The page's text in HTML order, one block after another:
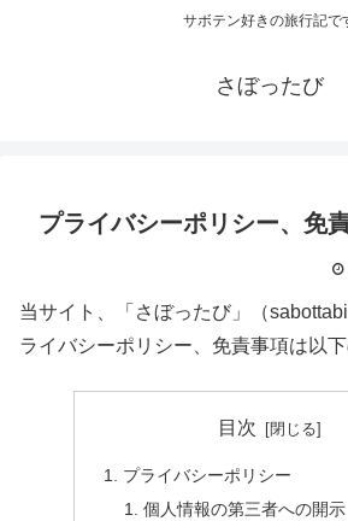
サボテン好きの旅行記で
さぼったび
プライバシーポリシー、免
当サイト、「さぼったび」（
ライバシーポリシー、免責事項は以下
目次
プライバシーポリシー
個人情報の第三者への開示